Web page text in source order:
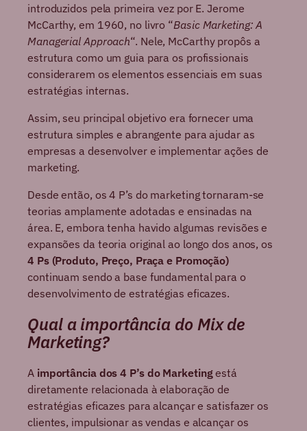
introduzidos pela primeira vez por E. Jerome
McCarthy, em 1960, no livro “Basic Marketing: A
Managerial Approach“. Nele, McCarthy propôs a
estrutura como um guia para os profissionais
considerarem os elementos essenciais em suas
estratégias internas.
Assim, seu principal objetivo era fornecer uma
estrutura simples e abrangente para ajudar as
empresas a desenvolver e implementar ações de
marketing.
Desde então, os 4 P’s do marketing tornaram-se
teorias amplamente adotadas e ensinadas na
área. E, embora tenha havido algumas revisões e
expansões da teoria original ao longo dos anos, os
4 Ps (Produto, Preço, Praça e Promoção)
continuam sendo a base fundamental para o
desenvolvimento de estratégias eficazes.
Qual a importância do Mix de
Marketing?
Aimportância dos 4 P’s do Marketingestá
diretamente relacionada à elaboração de
estratégias eficazes para alcançar e satisfazer os
clientes, impulsionar as vendas e alcançar os